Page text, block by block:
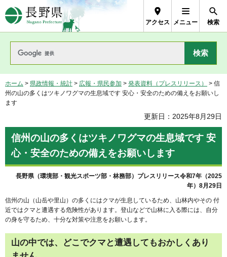
長野県Nagano Prefecture
アクセス メニュー 検索
ホーム > 県政情報・統計 > 広報・県民参加 > 発表資料（プレスリリース）
> 信
州の山の多くはツキノワグマの生息域です 安心・安全のための備えをお願いし
ます
更新日：2025年8月29日
信州の山の多くはツキノワグマの生息域です 安
心・安全のための備えをお願いします
長野県（環境部・観光スポーツ部・林務部）プレスリリース令和7年（2025
年）8月29日
信州の山（山岳や里山）の多くにはクマが生息しているため、山林内やその 付
近ではクマと遭遇する危険性があります。登山などで山林に入る際には、自分
の身を守るため、十分な対策や注意をお願いします。
山の中では、どこでクマと遭遇してもおかしくあり